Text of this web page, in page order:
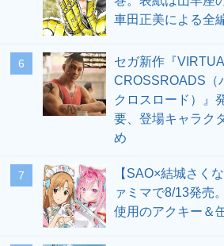
車田正美による全
6
セガ新作『
CROSSROADS（
クロスロード）』
要、登場キャラク
め
7
【SAO×結城さく
ァミマで8/13発売
使用のアクキー＆